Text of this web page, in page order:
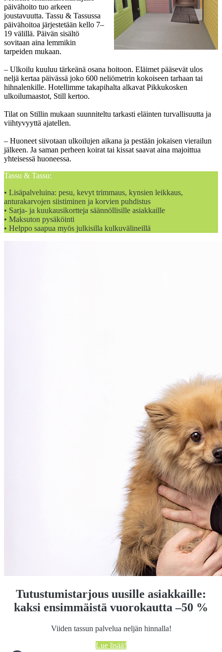
päivähoito tuo arkeen
joustavuutta. Tassu & Tassussa
päivähoitoa järjestetään kello 7–
19 välillä. Päivän sisältö
sovitaan aina lemmikin
tarpeiden mukaan.
– Ulkoilu kuuluu tärkeänä osana hoitoon. Eläimet pääsevät ulos
neljä kertaa päivässä joko 600 neliömetrin kokoiseen tarhaan tai
hihnalenkille. Hotellimme takapihalta alkavat Pikkukosken
ulkoilumaastot, Still kertoo.
Tilat on Stillin mukaan suunniteltu tarkasti eläinten turvallisuutta ja
viihtyvyyttä ajatellen.
– Huoneet siivotaan ulkoilujen aikana ja pestään jokaisen vierailun
jälkeen. Ja saman perheen koirat tai kissat saavat aina majoittua
yhteisessä huoneessa.
Tassu & Tassu:
• Lisäpalveluina: pesu, kevyt trimmaus, kynsien leikkaus,
anturakarvojen siistiminen ja korvien puhdistus
• Sarja- ja kuukausikortteja säännöllisille asiakkaille
• Maksuton pysäköinti
• Helppo saapua myös julkisilla kulkuvälineillä
Tutustumistarjous uusille asiakkaille:
kaksi ensimmäistä vuorokautta –50 %
Viiden tassun palvelua neljän hinnalla!
Lue lisää!